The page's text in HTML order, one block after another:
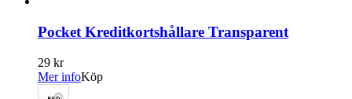
Pocket Kreditkortshållare Transparent
29 kr
Mer infoKöp